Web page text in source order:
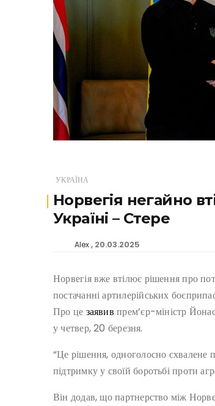
УКРАЇНА
Норвегія негайно
Україні – Стере
Alex 20.03.2025
Норвегія вже втілює рішення про
постачанні артилерійських
Про це заявив прем’єр-міністр
у четвер, 20 березня.
“Це рішення, одноголосно схвалене
підтримку у своїй боротьбі проти
Він додав, що партнерство між